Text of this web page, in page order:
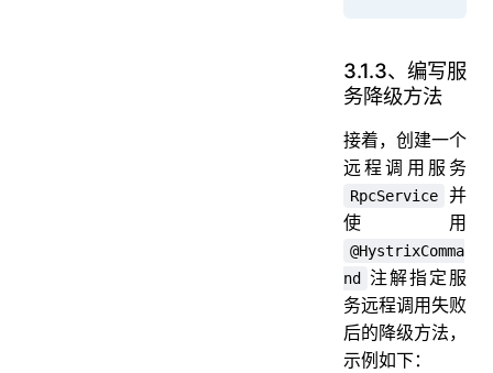
3.1.3、编写服
务降级方法
接着，创建一个
远程调用服务
RpcService
并
使用
@HystrixComma
nd
注解指定服
务远程调用失败
后的降级方法，
示例如下：